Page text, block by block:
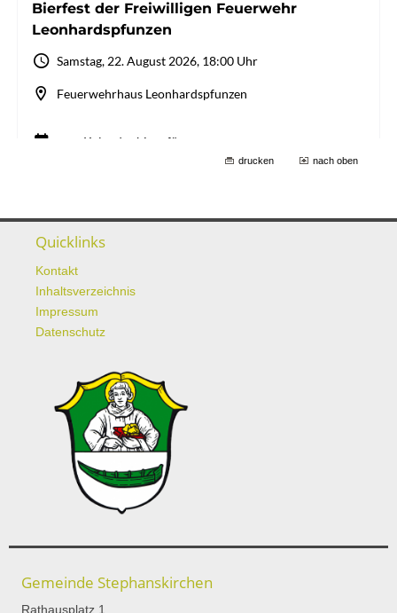
drucken nach oben
Quicklinks
Kontakt
Inhaltsverzeichnis
Impressum
Datenschutz
Gemeinde Stephanskirchen
Rathausplatz 1